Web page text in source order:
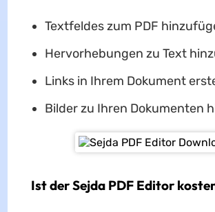
Textfeldes zum PDF
Hervorhebungen zu Text
Links in Ihrem Dokument
Bilder zu Ihren Dokumenten
Ist der Sejda PDF Editor